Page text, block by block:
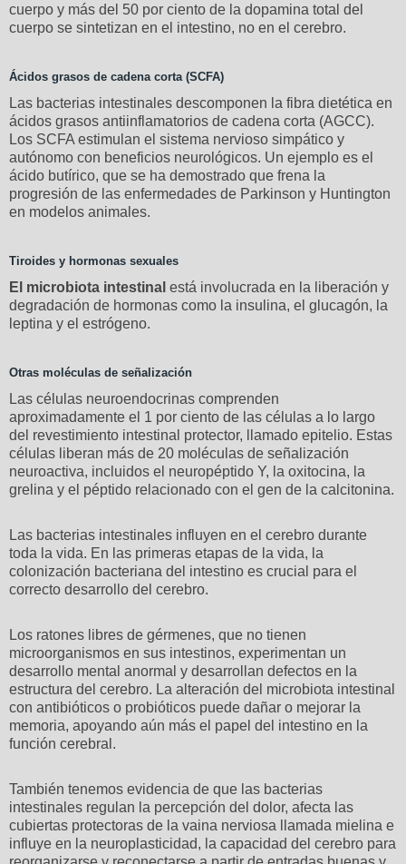
cuerpo y más del 50 por ciento de la dopamina total del
cuerpo se sintetizan en el intestino, no en el cerebro.
Ácidos grasos de cadena corta (SCFA)
Las bacterias intestinales descomponen la fibra dietética en
ácidos grasos antiinflamatorios de cadena corta (AGCC).
Los SCFA estimulan el sistema nervioso simpático y
autónomo con beneficios neurológicos. Un ejemplo es el
ácido butírico, que se ha demostrado que frena la
progresión de las enfermedades de Parkinson y Huntington
en modelos animales.
Tiroides y hormonas sexuales
El microbiota intestinal está involucrada en la liberación y
degradación de hormonas como la insulina, el glucagón, la
leptina y el estrógeno.
Otras moléculas de señalización
Las células neuroendocrinas comprenden
aproximadamente el 1 por ciento de las células a lo largo
del revestimiento intestinal protector, llamado epitelio. Estas
células liberan más de 20 moléculas de señalización
neuroactiva, incluidos el neuropéptido Y, la oxitocina, la
grelina y el péptido relacionado con el gen de la calcitonina.
Las bacterias intestinales influyen en el cerebro durante
toda la vida. En las primeras etapas de la vida, la
colonización bacteriana del intestino es crucial para el
correcto desarrollo del cerebro.
Los ratones libres de gérmenes, que no tienen
microorganismos en sus intestinos, experimentan un
desarrollo mental anormal y desarrollan defectos en la
estructura del cerebro. La alteración del microbiota intestinal
con antibióticos o probióticos puede dañar o mejorar la
memoria, apoyando aún más el papel del intestino en la
función cerebral.
También tenemos evidencia de que las bacterias
intestinales regulan la percepción del dolor, afecta las
cubiertas protectoras de la vaina nerviosa llamada mielina e
influye en la neuroplasticidad, la capacidad del cerebro para